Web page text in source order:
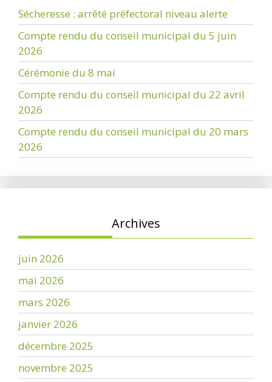
Sécheresse : arrêté préfectoral niveau alerte
Compte rendu du conseil municipal du 5 juin
2026
Cérémonie du 8 mai
Compte rendu du conseil municipal du 22 avril
2026
Compte rendu du conseil municipal du 20 mars
2026
Archives
juin 2026
mai 2026
mars 2026
janvier 2026
décembre 2025
novembre 2025